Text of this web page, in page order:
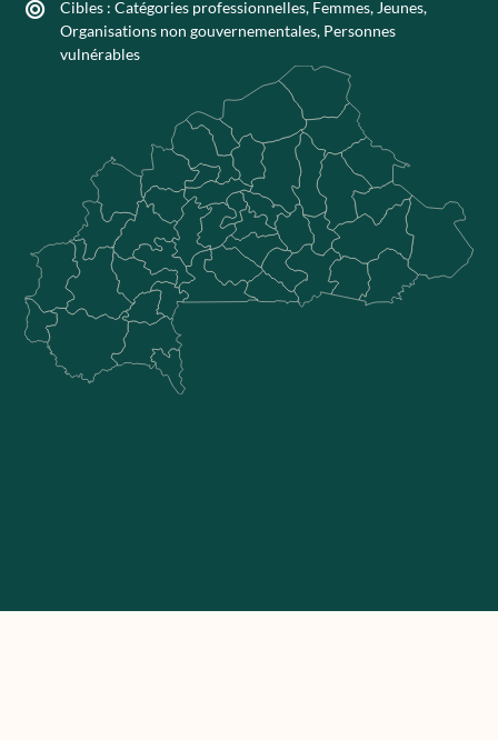
Cibles :Catégories professionnelles, Femmes,Jeunes,
Organisations non gouvernementales, Personnes
vulnérables